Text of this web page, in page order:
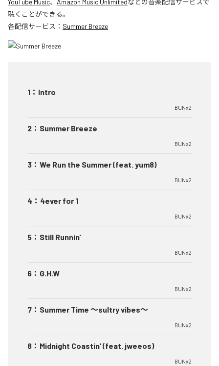
YouTube Music、 Amazon Music Unlimitedなどの音楽配信サービスで
聴くことができる。
各配信サービス： Summer Breeze
1 ： Intro
BUNx2
2 ： Summer Breeze
BUNx2
3 ： We Run the Summer (feat. yum8)
BUNx2
4 ： 4ever for 1
BUNx2
5 ： Still Runnin'
BUNx2
6 ： G.H.W
BUNx2
7 ： Summer Time 〜sultry vibes〜
BUNx2
8 ： Midnight Coastin' (feat. jweeos)
BUNx2